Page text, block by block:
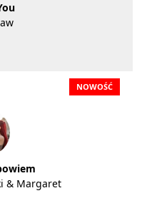
& Margaret